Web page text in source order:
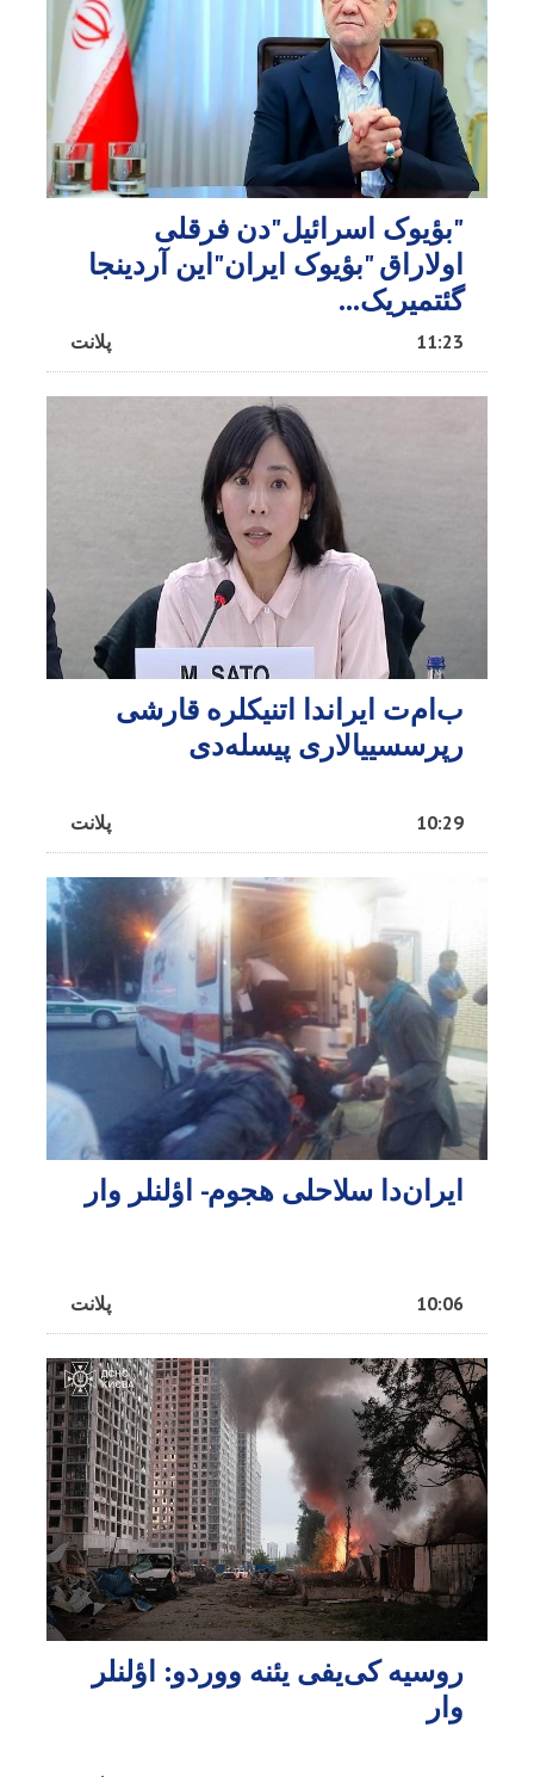
"بؤیوک اسرائیل"دن فرقلی
اولاراق "بؤیوک ایران"این آردینجا
گئتمیریک...
پلانت 11:23
ب‌ام‌ت ایراندا اتنیکلره قارشی
رپرسسییالاری پیسله‌دی
پلانت 10:29
ایران‌دا سلاحلی هجوم- اؤلنلر وار
پلانت 10:06
روسیه کی‌یفی یئنه ووردو: اؤلنلر
وار